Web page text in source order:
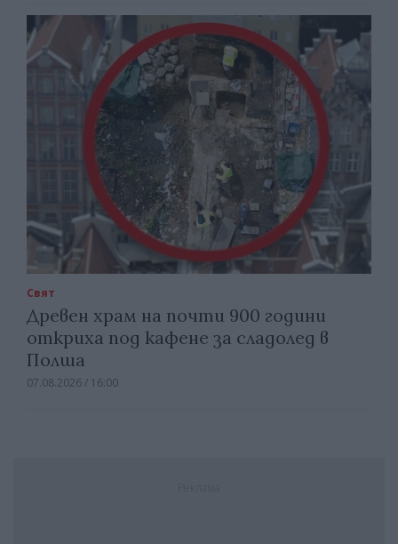
Свят
Древен храм на почти 900 години
откриха под кафене за сладолед в
Полша
07.08.2026 / 16:00